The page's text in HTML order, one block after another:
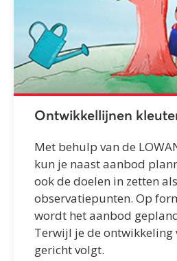
Ontwikkellijnen
Met behulp van de
kun je naast aanbod
ook de doelen in zetten als
observatiepunten. Op
wordt het aanbod
Terwijl je de ontwikkeling
gericht volgt.